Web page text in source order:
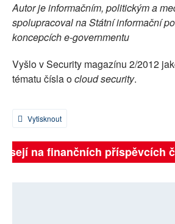
Autor je informačním, politickým a
spolupracoval na Státní informační
koncepcích e-governmentu
Vyšlo v Security magazínu 2/2012
tématu čísla ocloud security.
Vytisknout
na finančních příspěvcích